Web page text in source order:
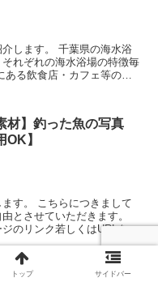
葉県の海水浴
れぞれの海水浴場の特徴毎
材】釣った魚の写真
OK】
きまして
とさせていただきます。
のリンク若しくはURLを貼
り！長浦こなや丸でア
トップ サイドバー